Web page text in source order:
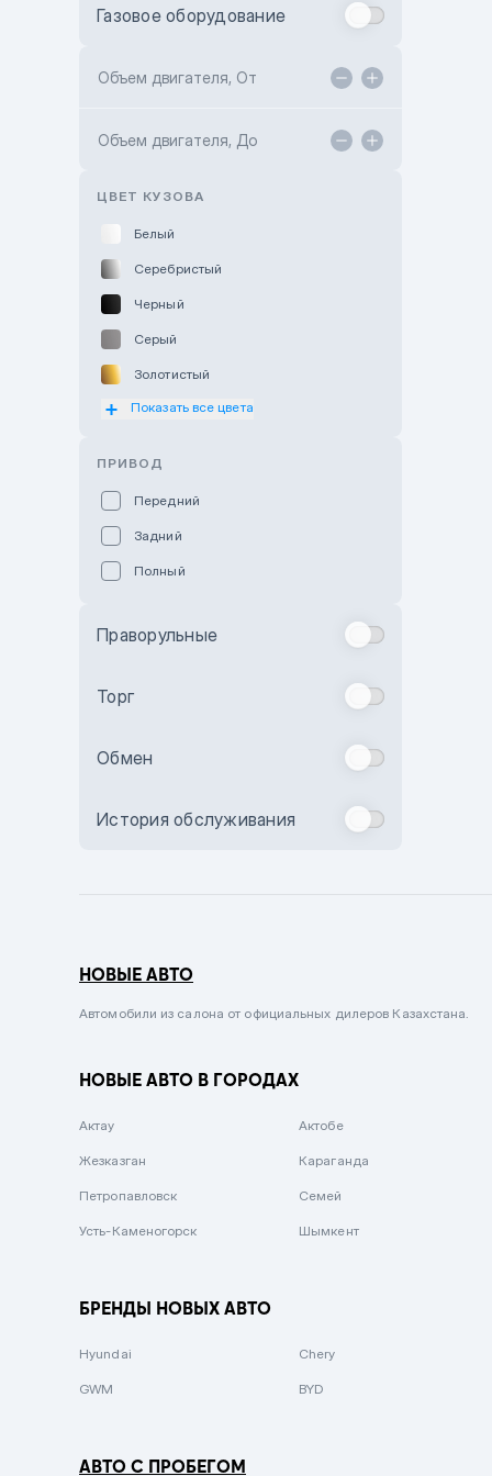
Toyota Kokshetau
Hyundai ShymCity
Газовое оборудование
Объем двигателя, От
Объем двигателя, До
ЦВЕТ КУЗОВА
Белый
Серебристый
Черный
Серый
Золотистый
Оранжевый
Бежевый
Комбинированный
Сиреневый металлик
Вишневый
Зеленый металлик
Показать все цвета
ПРИВОД
Передний
Задний
Полный
Праворульные
Торг
Обмен
История обслуживания
НОВЫЕ АВТО
Автомобили из салона от официальных дилеров Казахстана.
НОВЫЕ АВТО В ГОРОДАХ
Актау Актобе
Жезказган Караганда
Петропавловск Семей
Усть-Каменогорск Шымкент
БРЕНДЫ НОВЫХ АВТО
Hyundai Chery
GWM BYD
АВТО С ПРОБЕГОМ